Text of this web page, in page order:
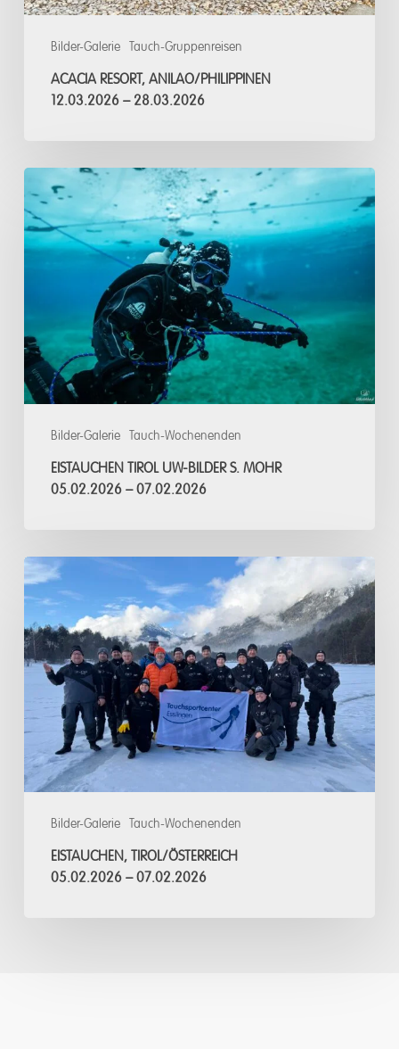
Bilder-Galerie Tauch-Gruppenreisen
ACACIA RESORT, ANILAO/PHILIPPINEN
12.03.2026 – 28.03.2026
Bilder-Galerie Tauch-Wochenenden
Eistauchen
Tirol
UW-
05.02.2026
–
07.02.2026
EISTAUCHEN TIROL UW-BILDER S. MOHR
05.02.2026 – 07.02.2026
Bilder-Galerie Tauch-Wochenenden
Eistauchen,
Tirol/
Österreich
05.02.2026
07.02.2026
EISTAUCHEN, TIROL/ÖSTERREICH
05.02.2026 – 07.02.2026